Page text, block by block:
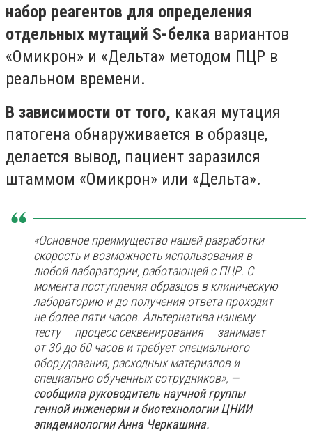
набор реагентов для определения
отдельных мутаций S-белка вариантов
«Омикрон» и «Дельта» методом ПЦР в
реальном времени.
В зависимости от того, какая мутация
патогена обнаруживается в образце,
делается вывод, пациент заразился
штаммом «Омикрон» или «Дельта».
«Основное преимущество нашей разработки —
скорость и возможность использования в
любой лаборатории, работающей с ПЦР. С
момента поступления образцов в клиническую
лабораторию и до получения ответа проходит
не более пяти часов. Альтернатива нашему
тесту — процесс секвенирования — занимает
от 30 до 60 часов и требует специального
оборудования, расходных материалов и
специально обученных сотрудников», —
сообщила руководитель научной группы
генной инженерии и биотехнологии ЦНИИ
эпидемиологии Анна Черкашина.